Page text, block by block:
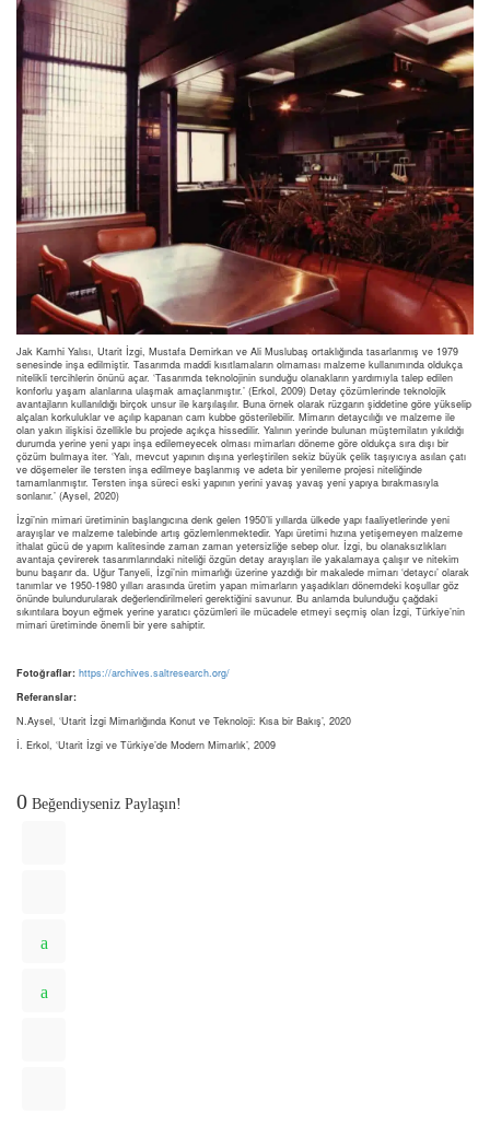
Jak Kamhi Yalısı, Utarit İzgi, Mustafa Demirkan ve Ali Muslubaş ortaklığında tasarlanmış ve 1979
senesinde inşa edilmiştir. Tasarımda maddi kısıtlamaların olmaması malzeme kullanımında oldukça
nitelikli tercihlerin önünü açar. ‘Tasarımda teknolojinin sunduğu olanakların yardımıyla talep edilen
konforlu yaşam alanlarına ulaşmak amaçlanmıştır.’ (Erkol, 2009) Detay çözümlerinde teknolojik
avantajların kullanıldığı birçok unsur ile karşılaşılır. Buna örnek olarak rüzgarın şiddetine göre yükselip
alçalan korkuluklar ve açılıp kapanan cam kubbe gösterilebilir. Mimarın detaycılığı ve malzeme ile
olan yakın ilişkisi özellikle bu projede açıkça hissedilir. Yalının yerinde bulunan müştemilatın yıkıldığı
durumda yerine yeni yapı inşa edilemeyecek olması mimarları döneme göre oldukça sıra dışı bir
çözüm bulmaya iter. ‘Yalı, mevcut yapının dışına yerleştirilen sekiz büyük çelik taşıyıcıya asılan çatı
ve döşemeler ile tersten inşa edilmeye başlanmış ve adeta bir yenileme projesi niteliğinde
tamamlanmıştır. Tersten inşa süreci eski yapının yerini yavaş yavaş yeni yapıya bırakmasıyla
sonlanır.’ (Aysel, 2020)
İzgi’nin mimari üretiminin başlangıcına denk gelen 1950’li yıllarda ülkede yapı faaliyetlerinde yeni
arayışlar ve malzeme talebinde artış gözlemlenmektedir. Yapı üretimi hızına yetişemeyen malzeme
ithalat gücü de yapım kalitesinde zaman zaman yetersizliğe sebep olur. İzgi, bu olanaksızlıkları
avantaja çevirerek tasarımlarındaki niteliği özgün detay arayışları ile yakalamaya çalışır ve nitekim
bunu başarır da. Uğur Tanyeli, İzgi’nin mimarlığı üzerine yazdığı bir makalede mimarı ‘detaycı’ olarak
tanımlar ve 1950-1980 yılları arasında üretim yapan mimarların yaşadıkları dönemdeki koşullar göz
önünde bulundurularak değerlendirilmeleri gerektiğini savunur. Bu anlamda bulunduğu çağdaki
sıkıntılara boyun eğmek yerine yaratıcı çözümleri ile mücadele etmeyi seçmiş olan İzgi, Türkiye’nin
mimari üretiminde önemli bir yere sahiptir.
Fotoğraflar: https://archives.saltresearch.org/
Referanslar:
N.Aysel, ‘Utarit İzgi Mimarlığında Konut ve Teknoloji: Kısa bir Bakış’, 2020
İ. Erkol, ‘Utarit İzgi ve Türkiye’de Modern Mimarlık’, 2009
0 Beğendiyseniz Paylaşın!